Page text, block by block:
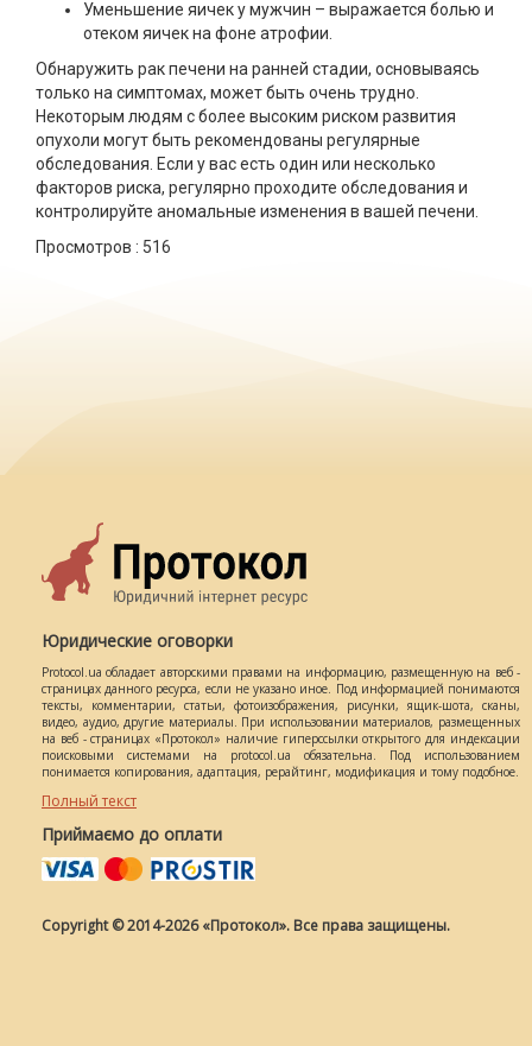
Уменьшение яичек у мужчин – выражается болью и
отеком яичек на фоне атрофии.
Обнаружить рак печени на ранней стадии, основываясь
только на симптомах, может быть очень трудно.
Некоторым людям с более высоким риском развития
опухоли могут быть рекомендованы регулярные
обследования. Если у вас есть один или несколько
факторов риска, регулярно проходите обследования и
контролируйте аномальные изменения в вашей печени.
Просмотров : 516
Юридические оговорки
Protocol.ua обладает авторскими правами на информацию, размещенную на веб -
страницах данного ресурса, если не указано иное. Под информацией понимаются
тексты, комментарии, статьи, фотоизображения, рисунки, ящик-шота, сканы,
видео, аудио, другие материалы. При использовании материалов, размещенных
на веб - страницах «Протокол» наличие гиперссылки открытого для индексации
поисковыми системами на protocol.ua обязательна. Под использованием
понимается копирования, адаптация, рерайтинг, модификация и тому подобное.
Полный текст
Приймаємо до оплати
Copyright © 2014-2026 «Протокол». Все права защищены.